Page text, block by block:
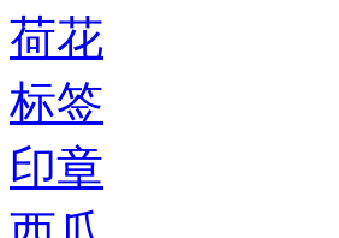
荷花
标签
印章